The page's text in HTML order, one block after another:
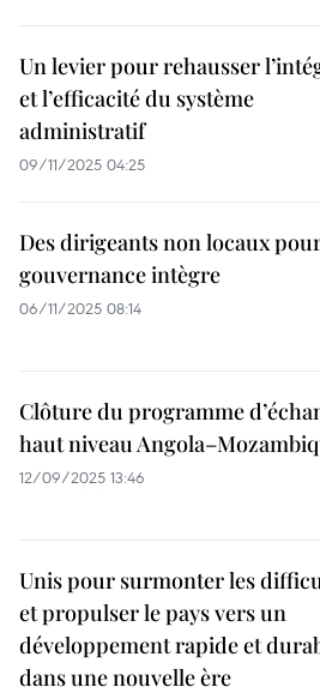
Un levier pour rehausser
et l’efficacité du système
administratif
09/11/2025 04:25
Des dirigeants non locaux
gouvernance intègre
06/11/2025 08:14
Clôture du programme
haut niveau
12/09/2025 13:46
Unis pour surmonter les
et propulser le pays vers un
développement rapide et
dans une nouvelle ère